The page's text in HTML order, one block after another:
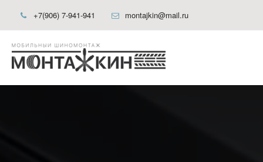
+7(906) 7-941-941 montajkin@mail.ru